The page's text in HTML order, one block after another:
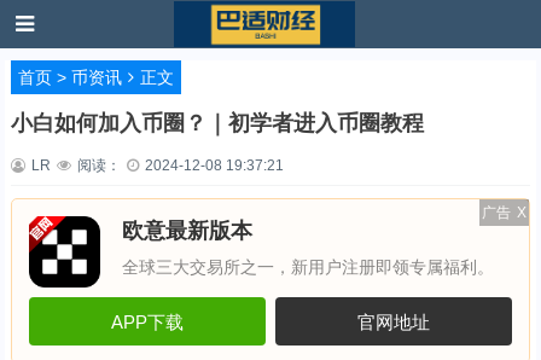
首页> 币资讯 正文
小白如何加入币圈？｜初学者进入币圈教程
LR 阅读： 2024-12-08 19:37:21
广告 X
欧意最新版本
全球三大交易所之一，新用户注册即领专属福利。
APP下载 官网地址